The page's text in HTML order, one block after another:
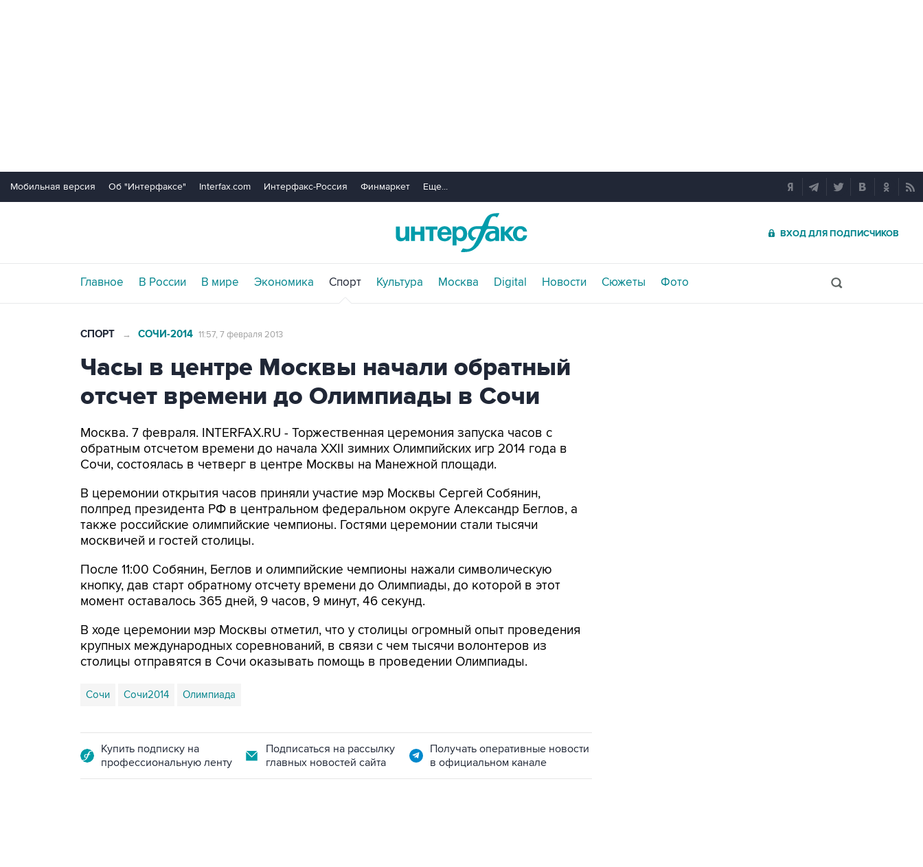
Мобильная версия Об "Интерфаксе" Interfax.com Интерфакс-Россия Финмаркет Еще...
ВХОД ДЛЯ ПОДПИСЧИКОВ
Главное В России В мире Экономика Спорт Культура Москва Digital Новости Сюжеты Фото
СПОРТ → СОЧИ-2014 11:57, 7 февраля 2013
Часы в центре Москвы начали обратный
отсчет времени до Олимпиады в Сочи
Москва. 7 февраля. INTERFAX.RU - Торжественная церемония запуска часов с
обратным отсчетом времени до начала ХХII зимних Олимпийских игр 2014 года в
Сочи, состоялась в четверг в центре Москвы на Манежной площади.
В церемонии открытия часов приняли участие мэр Москвы Сергей Собянин,
полпред президента РФ в центральном федеральном округе Александр Беглов, а
также российские олимпийские чемпионы. Гостями церемонии стали тысячи
москвичей и гостей столицы.
После 11:00 Собянин, Беглов и олимпийские чемпионы нажали символическую
кнопку, дав старт обратному отсчету времени до Олимпиады, до которой в этот
момент оставалось 365 дней, 9 часов, 9 минут, 46 секунд.
В ходе церемонии мэр Москвы отметил, что у столицы огромный опыт проведения
крупных международных соревнований, в связи с чем тысячи волонтеров из
столицы отправятся в Сочи оказывать помощь в проведении Олимпиады.
Сочи Сочи2014 Олимпиада
Купить подписку на
профессиональную ленту
Подписаться на рассылку
главных новостей сайта
Получать оперативные новости
в официальном канале